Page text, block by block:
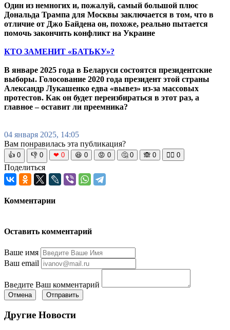
Один из немногих и, пожалуй, самый большой плюс
Дональда Трампа для Москвы заключается в том, что в
отличие от Джо Байдена он, похоже, реально пытается
помочь закончить конфликт на Украине
КТО ЗАМЕНИТ «БАТЬКУ»?
В январе 2025 года в Беларуси состоятся президентские
выборы. Голосование 2020 года президент этой страны
Александр Лукашенко едва «вывез» из-за массовых
протестов. Как он будет переизбираться в этот раз, а
главное – оставит ли преемника?
04 января 2025, 14:05
Вам понравилась эта публикация?
👍 0 👎 0 ❤ 0 😆 0 😡 0 🤔 0 🙈 0 🧘‍♀️ 0
Поделиться
Комментарии
Оставить комментарий
Ваше имя
Ваш email
Введите Ваш комментарий
Отмена Отправить
Другие Новости